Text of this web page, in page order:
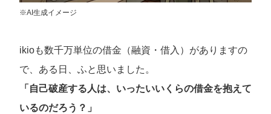
※AI生成イメージ
ikioも数千万単位の借金（融資・借入）がありますの
で、ある日、ふと思いました。
「自己破産する人は、いったいいくらの借金を抱えて
いるのだろう？」